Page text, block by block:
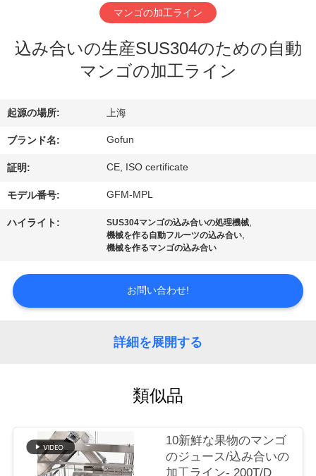
ビ
オ
私
達
て
マンゴの加工ライン
込み合いの生産SUS304のための自動
マンゴの加工ライン
起源の場所: 上海
ブランド名: Gofun
証明: CE, ISO certificate
モデル番号: GFM-MPL
ハイライト: SUS304マンゴの込み合いの処理機械,
機械を作る自動フルーツの込み合い,
機械を作るマンゴの込み合い
お問い合わせ!
詳細を展開する
類似品
10新鮮な果物のマンゴ
のジュース/込み合いの
加工ライン- 200T/D